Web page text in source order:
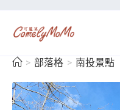
> 部落格 > 南投景點